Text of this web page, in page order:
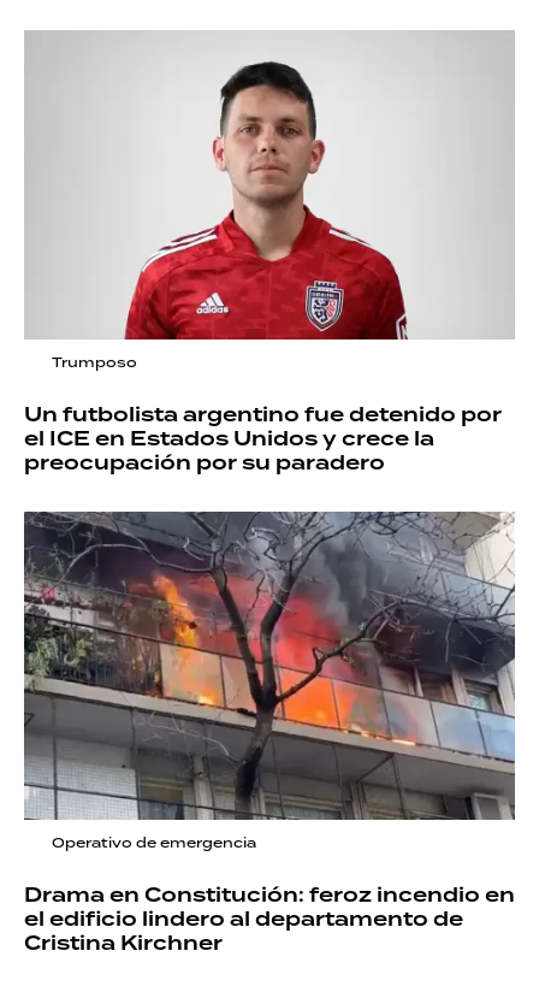
Trumposo
Un futbolista argentino fue detenido por
el ICE en Estados Unidos y crece la
preocupación por su paradero
Operativo de emergencia
Drama en Constitución: feroz incendio en
el edificio lindero al departamento de
Cristina Kirchner